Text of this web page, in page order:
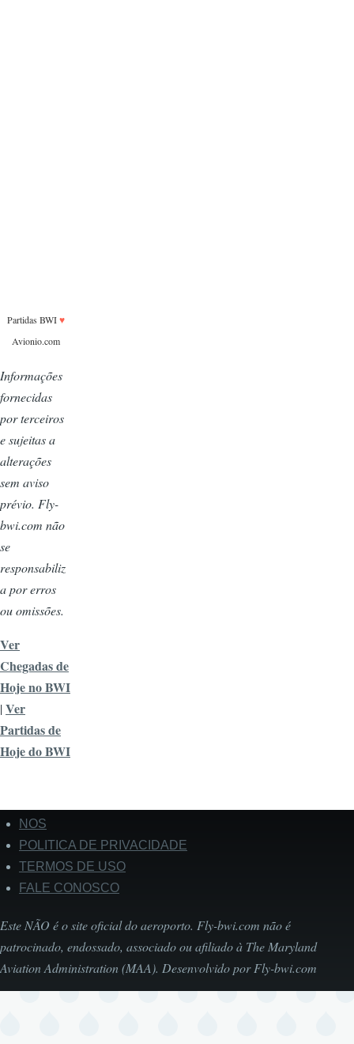
Partidas BWI ♥
Avionio.com
Informações
fornecidas
por terceiros
e sujeitas a
alterações
sem aviso
prévio. Fly-
bwi.com não
se
responsabiliz
a por erros
ou omissões.
Ver
Chegadas de
Hoje no BWI
|Ver
Partidas de
Hoje do BWI
Footer
NOS
POLITICA DE PRIVACIDADE
TERMOS DE USO
FALE CONOSCO
Este NÃO é o site oficial do aeroporto. Fly-bwi.com não é
patrocinado, endossado, associado ou afiliado à The Maryland
Aviation Administration (MAA). Desenvolvido por Fly-bwi.com